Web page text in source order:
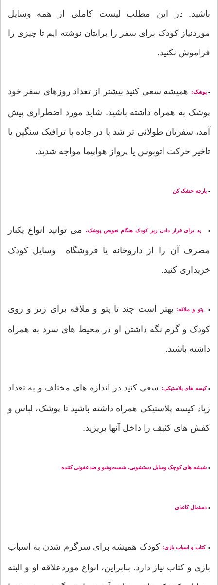
باشید. در این مطلب لیست کاملی از همه وسایل
موردنیاز کودک برای سفر را برایتان نوشته ایم تا چیزی را
فراموش نکنید.
•پوشک: همیشه سعی کنید بیشتر از تعداد روزهای سفر خود
پوشک به همراه داشته باشید. شاید مورد اضطراری پیش
آمد، سفرتان طولانی تر شد یا در جاده با ترافیک سنگین یا
تاخیر حرکت اتوبوس یا پرواز هواپیما مواجه شدید.
•پارچه خشک کن
•پد برای قرار دادن زیر کودک هنگام تعویض پوشک: می توانید انواع یکبار
مصرف آن را از داروخانه یا فروشگاه وسایل کودک
خریداری کنید.
•پتو و ملافه: بهتر است چند تا پتو و ملافه برای زیر و روی
کودک و گرم نگه داشتن او در محیط های سرد به همراه
داشته باشید.
•کیسه های پلاستیکی: سعی کنید در اندازه های مختلف و به تعداد
زیاد کیسه پلاستیکی همراه داشته باشید تا پوشک، لباس و
کفش های کثیف را داخل آنها بریزید.
•شیشه های کوچک وسایل دستشویی، شست‌وشو و ضدعفونی کننده
•دستمال کاغذی
•کتاب و اسباب بازی: کودک همیشه برای سرگرم شدن به اسباب
بازی و کتاب نیاز دارد. بنابراین، انواع موردعلاقه او و البته